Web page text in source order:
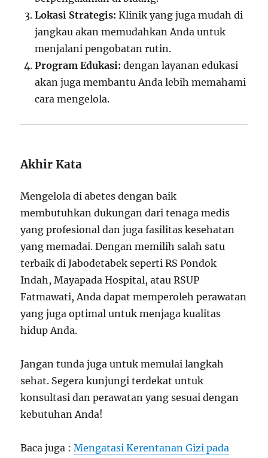
Lokasi Strategis: Klinik yang juga mudah di
jangkau akan memudahkan Anda untuk
menjalani pengobatan rutin.
Program Edukasi:dengan layanan edukasi
akan juga membantu Anda lebih memahami
cara mengelola.
Akhir Kata
Mengelola di abetes dengan baik
membutuhkan dukungan dari tenaga medis
yang profesional dan juga fasilitas kesehatan
yang memadai. Dengan memilih salah satu
terbaik di Jabodetabek seperti RS Pondok
Indah, Mayapada Hospital, atau RSUP
Fatmawati, Anda dapat memperoleh perawatan
yang juga optimal untuk menjaga kualitas
hidup Anda.
Jangan tunda juga untuk memulai langkah
sehat. Segera kunjungi terdekat untuk
konsultasi dan perawatan yang sesuai dengan
kebutuhan Anda!
Baca juga :Mengatasi Kerentanan Gizi pada